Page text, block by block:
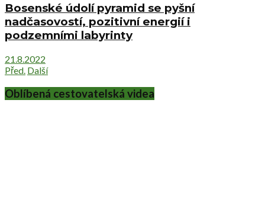
Bosenské údolí pyramid se pyšní
nadčasovostí, pozitivní energií i
podzemními labyrinty
21.8.2022
Před. Další
Oblíbená cestovatelská videa